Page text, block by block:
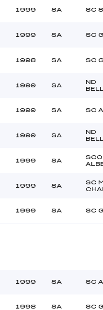
1999 SA SC
1999 SA SC
1998 SA SC
1999 SA
ND
1999 SA SC
1999 SA
ND
1999 SA
1999 SA
SC
1999 SA SC
1999 SA SC
1998 SA SC